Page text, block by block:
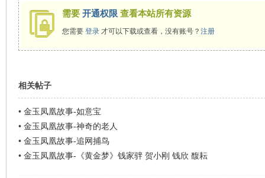
需要 开通权限 查看本站所有资源
您需要 登录才可以下载或查看，没有账号？ 注册
相关帖子
• 金玉凤凰故事-如意宝
• 金玉凤凰故事-神奇的老人
• 金玉凤凰故事-追网捕鸟
• 金玉凤凰故事-《黄金梦》钱家骍 贺小刚 钱欣 馥耘